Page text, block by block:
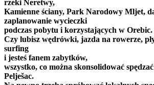
rzeki Neretwy,
Kamienne ściany, Park Narodowy Mljet,
zaplanowanie wycieczki
podczas pobytu i korzystających w Orebic.
Czy lubisz wędrówki, jazda na rowerze,
surfing
i jesteś fanem zabytków,
wszystko, co można skonsolidować
Pelješac.